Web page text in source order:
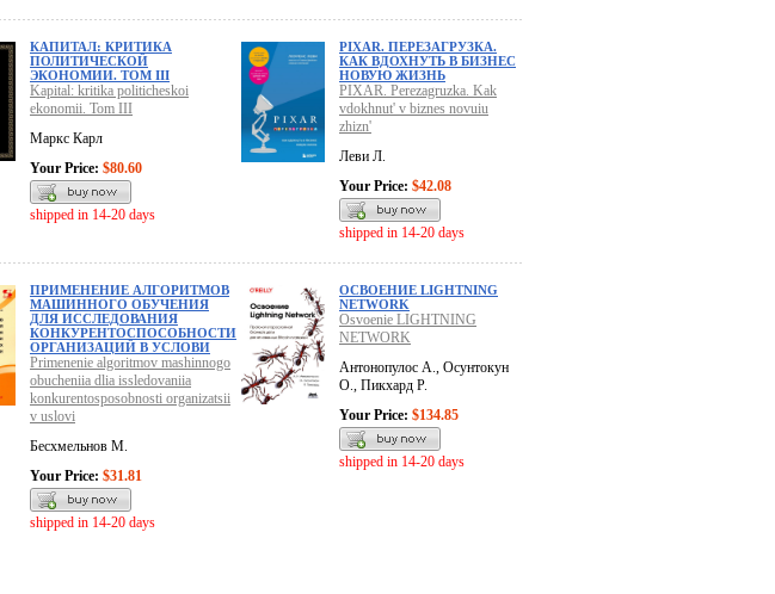
КАПИТАЛ: КРИТИКА
ПОЛИТИЧЕСКОЙ
ЭКОНОМИИ. ТОМ III
Kapital: kritika politicheskoi
ekonomii. Tom III
Маркс Карл
Your Price: $80.60
shipped in 14-20 days
PIXAR. ПЕРЕЗАГРУЗКА.
КАК ВДОХНУТЬ В БИЗНЕС
НОВУЮ ЖИЗНЬ
PIXAR. Perezagruzka. Kak
vdokhnut' v biznes novuiu
zhizn'
Леви Л.
Your Price: $42.08
shipped in 14-20 days
ПРИМЕНЕНИЕ АЛГОРИТМОВ
МАШИННОГО ОБУЧЕНИЯ
ДЛЯ ИССЛЕДОВАНИЯ
КОНКУРЕНТОСПОСОБНОСТИ
ОРГАНИЗАЦИЙ В УСЛОВИ
Primenenie algoritmov mashinnogo
obucheniia dlia issledovaniia
konkurentosposobnosti organizatsii
v uslovi
Бесхмельнов М.
Your Price: $31.81
shipped in 14-20 days
ОСВОЕНИЕ LIGHTNING
NETWORK
Osvoenie LIGHTNING
NETWORK
Антонопулос А., Осунтокун
О., Пикхард Р.
Your Price: $134.85
shipped in 14-20 days